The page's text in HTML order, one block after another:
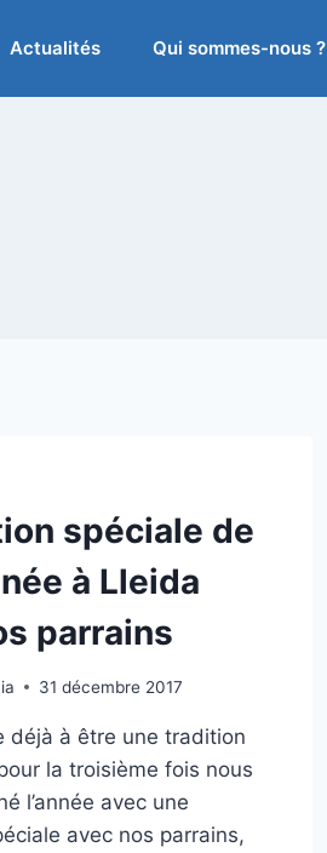
Actualités Qui sommes-nous ?
spéciale de
à Lleida
parrains
31 décembre 2017
déjà à être une tradition
la troisième fois nous
l’année avec une
avec nos parrains,